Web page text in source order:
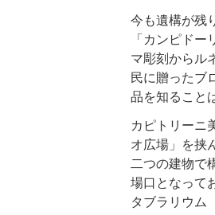
今も遺構が残
「カンピド
マ彫刻からル
民に贈ったブ
品を知ること
カピトリーニ
オ広場」を挟
二つの建物で
場口となって
タブラリウム